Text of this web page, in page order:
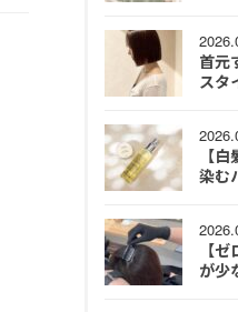
首元
スタ
【
染む
【
が少